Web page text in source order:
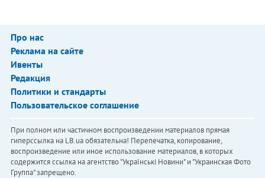
Про нас
Реклама на сайте
Ивенты
Редакция
Политики и стандарты
Пользовательское соглашение
При полном или частичном воспроизведении материалов прямая
гиперссылка на LB.ua обязательна! Перепечатка, копирование,
воспроизведение или иное использование материалов, в которых
содержится ссылка на агентство "Українськi Новини" и "Украинская Фото
Группа" запрещено.